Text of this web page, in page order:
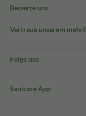
Bewerte uns
Vertraue unserem
Folge uns
Sanicare App